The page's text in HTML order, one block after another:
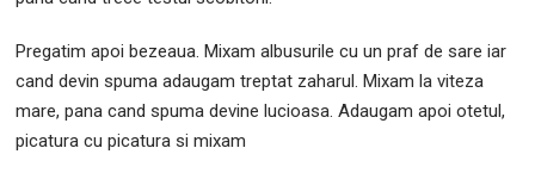
Pregatim apoi bezeaua. Mixam albusurile cu un praf de sare iar
cand devin spuma adaugam treptat zaharul. Mixam la viteza
mare, pana cand spuma devine lucioasa. Adaugam apoi otetul,
picatura cu picatura si mixam